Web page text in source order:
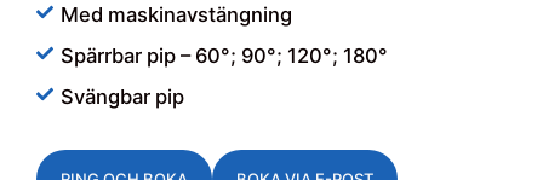
Med maskinavstängning
Spärrbar pip – 60°; 90°; 120°; 180°
Svängbar pip